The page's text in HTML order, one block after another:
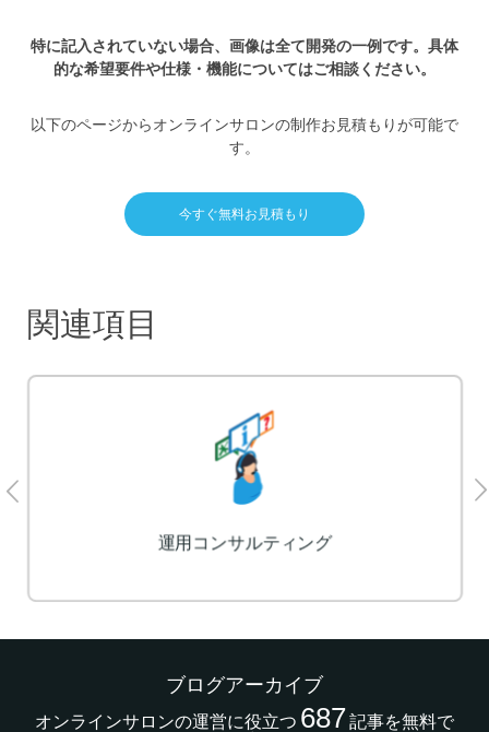
特に記入されていない場合、画像は全て開発の一例です。具体
的な希望要件や仕様・機能についてはご相談ください。
以下のページからオンラインサロンの制作お見積もりが可能で
す。
今すぐ無料お見積もり
関連項目
LP制作
ブログアーカイブ
オンラインサロンの運営に役立つ 687記事を無料で